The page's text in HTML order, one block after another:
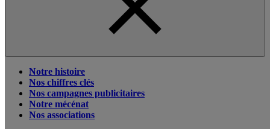
Notre histoire
Nos chiffres clés
Nos campagnes publicitaires
Notre mécénat
Nos associations